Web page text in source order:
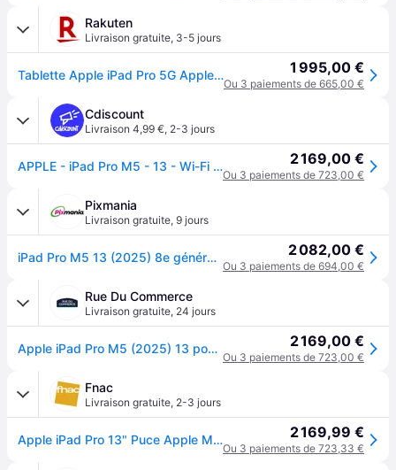
Rakuten
Livraison gratuite, 3-5 jours
Tablette Apple iPad Pro 5G Apple M5 (2025) 512 Go 13 pouces 12 Go RAM Wi-Fi + Cellular Noir 1 995,00 €
Ou 3 paiements de 665,00 €
Cdiscount
Livraison 4,99 €, 2-3 jours
APPLE - iPad Pro M5 - 13 - Wi-Fi + Cellular - 512 Go - Verre standard - Space Black - Noir 2 169,00 €
Ou 3 paiements de 723,00 €
Pixmania
Livraison gratuite, 9 jours
iPad Pro M5 13 (2025) 8e génération 5G, 512 Go - Verre Standard, Noir sidéral - Neuf 2 082,00 €
Ou 3 paiements de 694,00 €
Rue Du Commerce
Livraison gratuite, 24 jours
Apple iPad Pro M5 (2025) 13 pouces 512 Go Wi-Fi + Cellular Noir Sidéral 2 169,00 €
Ou 3 paiements de 723,00 €
Fnac
Livraison gratuite, 2-3 jours
Apple iPad Pro 13" Puce Apple M5 512 Go Noir Sidéral 5G 8ème génération 2025 2 169,99 €
Ou 3 paiements de 723,33 €